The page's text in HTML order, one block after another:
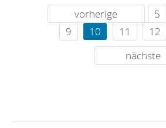
vorherige 5
9
10 11 12
nächste